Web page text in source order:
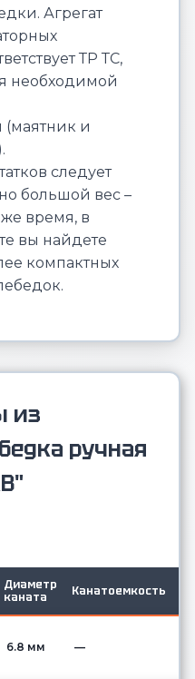
Агрегат
ТР ТС,
необходимой
(маятник и
следует
большой вес –
время, в
вы найдете
компактных
из
ручная
Диаметр
каната
Канатоемкость
6.8 мм —